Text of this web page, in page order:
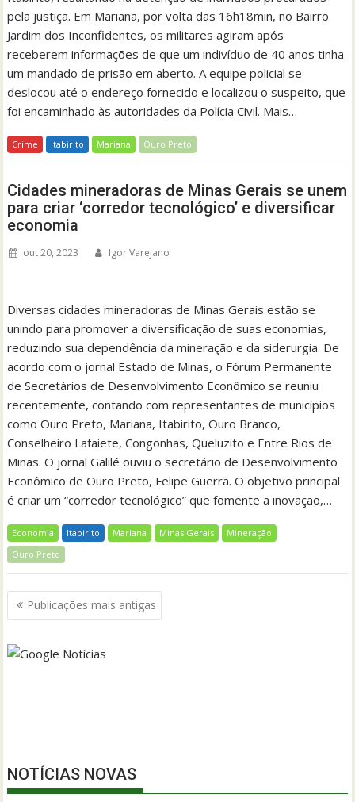
pela justiça. Em Mariana, por volta das 16h18min, no Bairro
Jardim dos Inconfidentes, os militares agiram após
receberem informações de que um indivíduo de 40 anos tinha
um mandado de prisão em aberto. A equipe policial se
deslocou até o endereço fornecido e localizou o suspeito, que
foi encaminhado às autoridades da Polícia Civil. Mais…
Crime Itabirito Mariana Ouro Preto
Cidades mineradoras de Minas Gerais se unem
para criar ‘corredor tecnológico’ e diversificar
economia
out 20, 2023 Igor Varejano
Diversas cidades mineradoras de Minas Gerais estão se
unindo para promover a diversificação de suas economias,
reduzindo sua dependência da mineração e da siderurgia. De
acordo com o jornal Estado de Minas, o Fórum Permanente
de Secretários de Desenvolvimento Econômico se reuniu
recentemente, contando com representantes de municípios
como Ouro Preto, Mariana, Itabirito, Ouro Branco,
Conselheiro Lafaiete, Congonhas, Queluzito e Entre Rios de
Minas. O jornal Galilé ouviu o secretário de Desenvolvimento
Econômico de Ouro Preto, Felipe Guerra. O objetivo principal
é criar um “corredor tecnológico” que fomente a inovação,…
Economia Itabirito Mariana Minas Gerais
Mineração
Ouro Preto
Navegação
por
posts
Publicações mais antigas
NOTÍCIAS NOVAS